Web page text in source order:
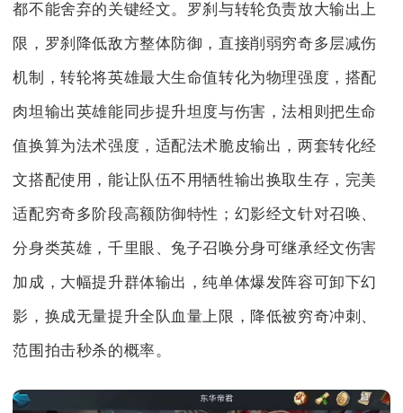
都不能舍弃的关键经文。罗刹与转轮负责放大输出上
限，罗刹降低敌方整体防御，直接削弱穷奇多层减伤
机制，转轮将英雄最大生命值转化为物理强度，搭配
肉坦输出英雄能同步提升坦度与伤害，法相则把生命
值换算为法术强度，适配法术脆皮输出，两套转化经
文搭配使用，能让队伍不用牺牲输出换取生存，完美
适配穷奇多阶段高额防御特性；幻影经文针对召唤、
分身类英雄，千里眼、兔子召唤分身可继承经文伤害
加成，大幅提升群体输出，纯单体爆发阵容可卸下幻
影，换成无量提升全队血量上限，降低被穷奇冲刺、
范围拍击秒杀的概率。